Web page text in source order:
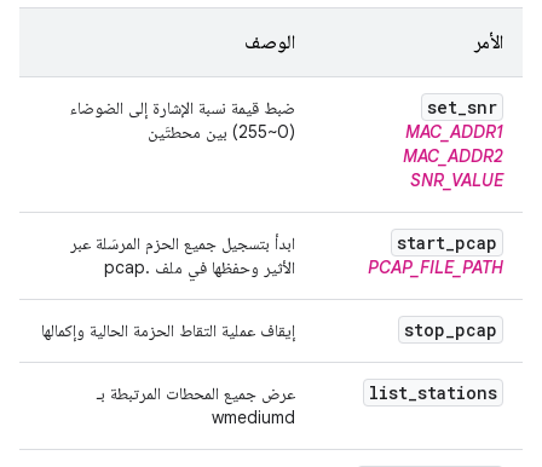
الأمر الوصف
set_snr
MAC_ADDR1
MAC_ADDR2
SNR_VALUE
ضبط قيمة نسبة الإشارة إلى الضوضاء
(0~255) بين محطتَين
start_pcap
PCAP_FILE_PATH
ابدأ بتسجيل جميع الحزم المرسَلة عبر
الأثير وحفظها في ملف .pcap
stop_pcap إيقاف عملية التقاط الحزمة الحالية وإكمالها
list_stations
عرض جميع المحطات المرتبطة بـ
wmediumd